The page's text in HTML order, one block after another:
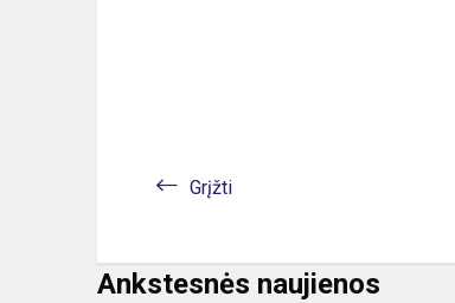
Grįžti
Ankstesnės naujienos